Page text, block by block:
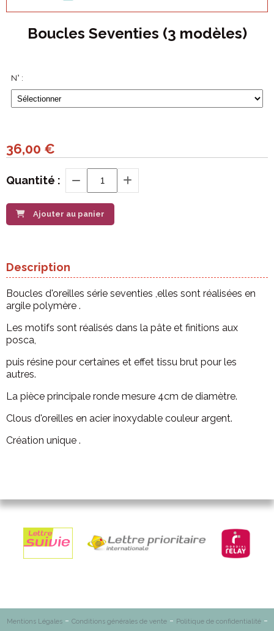
Boucles Seventies (3 modèles)
N° :
36,00 €
Quantité :
Ajouter au panier
Description
Boucles d'oreilles série seventies ,elles sont réalisées en
argile polymère .
Les motifs sont réalisés dans la pâte et finitions aux
posca,
puis résine pour certaines et effet tissu brut pour les
autres.
La pièce principale ronde mesure 4cm de diamètre.
Clous d'oreilles en acier inoxydable couleur argent.
Création unique .
Mentions Légales Conditions générales de vente
Politique de confidentialité